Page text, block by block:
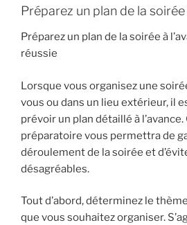
Préparez un plan de la soirée
Préparez un plan de la soirée à
réussie
Lorsque vous organisez une
vous ou dans un lieu extérieur, il
prévoir un plan détaillé à
préparatoire vous permettra de
déroulement de la soirée et
désagréables.
Tout d’abord, déterminez le
que vous souhaitez organiser.